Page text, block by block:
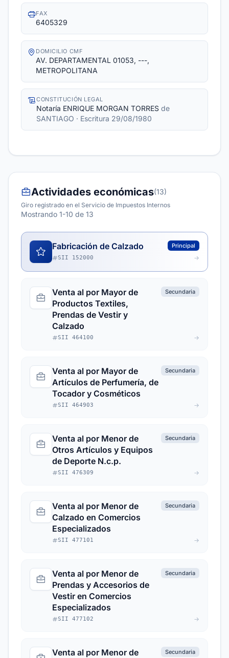
FAX
6405329
DOMICILIO CMF
AV. DEPARTAMENTAL 01053, ---,
METROPOLITANA
CONSTITUCIÓN LEGAL
Notaría ENRIQUE MORGAN TORRES de
SANTIAGO · Escritura 29/08/1980
Actividades económicas(13)
Giro registrado en el Servicio de Impuestos Internos
Mostrando 1-10 de 13
Fabricación de Calzado Principal
SII 152000
Venta al por Mayor de
Productos Textiles,
Prendas de Vestir y
Calzado
Secundaria
SII 464100
Venta al por Mayor de
Artículos de Perfumería, de
Tocador y Cosméticos
Secundaria
SII 464903
Venta al por Menor de
Otros Artículos y Equipos
de Deporte N.c.p.
Secundaria
SII 476309
Venta al por Menor de
Calzado en Comercios
Especializados
Secundaria
SII 477101
Venta al por Menor de
Prendas y Accesorios de
Vestir en Comercios
Especializados
Secundaria
SII 477102
Venta al por Menor de Secundaria